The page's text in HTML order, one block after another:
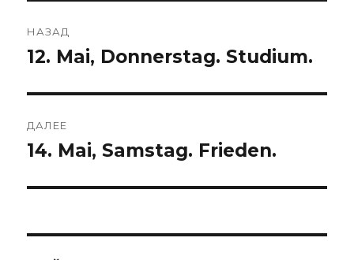
НАЗАД
Предыдущая
12. Mai, Donnerstag. Studium.
ДАЛЕЕ
Следующая
14. Mai, Samstag. Frieden.